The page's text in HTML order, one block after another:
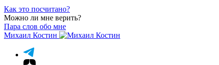
Как это посчитано?
Можно ли мне верить?
Пара слов обо мне
Михаил Костин